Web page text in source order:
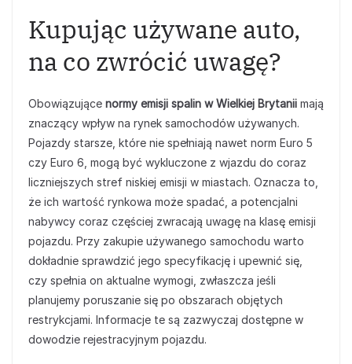
Kupując używane auto,
na co zwrócić uwagę?
Obowiązujące normy emisji spalin w Wielkiej Brytanii mają
znaczący wpływ na rynek samochodów używanych.
Pojazdy starsze, które nie spełniają nawet norm Euro 5
czy Euro 6, mogą być wykluczone z wjazdu do coraz
liczniejszych stref niskiej emisji w miastach. Oznacza to,
że ich wartość rynkowa może spadać, a potencjalni
nabywcy coraz częściej zwracają uwagę na klasę emisji
pojazdu. Przy zakupie używanego samochodu warto
dokładnie sprawdzić jego specyfikację i upewnić się,
czy spełnia on aktualne wymogi, zwłaszcza jeśli
planujemy poruszanie się po obszarach objętych
restrykcjami. Informacje te są zazwyczaj dostępne w
dowodzie rejestracyjnym pojazdu.